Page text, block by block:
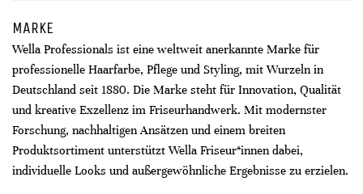
MARKE
Wella Professionals ist eine weltweit anerkannte Marke für
professionelle Haarfarbe, Pflege und Styling, mit Wurzeln in
Deutschland seit 1880. Die Marke steht für Innovation, Qualität
und kreative Exzellenz im Friseurhandwerk. Mit modernster
Forschung, nachhaltigen Ansätzen und einem breiten
Produktsortiment unterstützt Wella Friseur*innen dabei,
individuelle Looks und außergewöhnliche Ergebnisse zu erzielen.